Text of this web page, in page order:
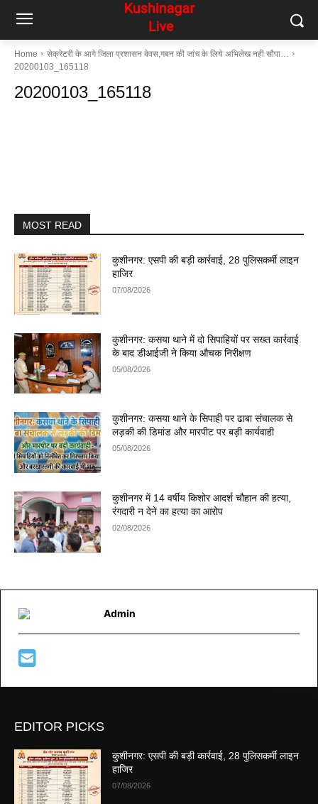
Home
सेक्रेटरी के आगे जिला प्रशासन बेवस,गबन की जांच के लिये अभिलेख नही सौपा…
20200103_165118
20200103_165118
MOST READ
कुशीनगर: एसपी की बड़ी कार्रवाई, 28 पुलिसकर्मी लाइन
हाजिर
07/08/2026
कुशीनगर: कसया थाने में दो सिपाहियों पर सख्त कार्रवाई
के बाद डीआईजी ने किया औचक निरीक्षण
05/08/2026
कुशीनगर: कसया थाने के सिपाही पर ढाबा संचालक से
लड़की की डिमांड और मारपीट पर बड़ी कार्यवाही
05/08/2026
कुशीनगर में 14 वर्षीय किशोर आदर्श चौहान की हत्या,
रंगदारी न देने का हत्या का आरोप
02/08/2026
Admin
EDITOR PICKS
कुशीनगर: एसपी की बड़ी कार्रवाई, 28 पुलिसकर्मी लाइन
हाजिर
07/08/2026